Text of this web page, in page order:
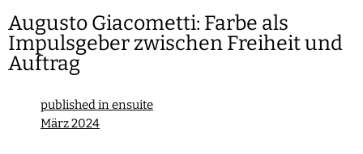
Augusto Giacometti: Farbe als
Impulsgeber zwischen Freiheit und
Auftrag
März 2024
published in ensuite